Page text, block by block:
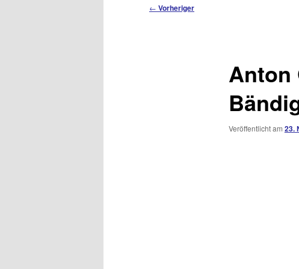
Beitragsnavigation
← Vorheriger
Anton
Veröffentlicht am 23.